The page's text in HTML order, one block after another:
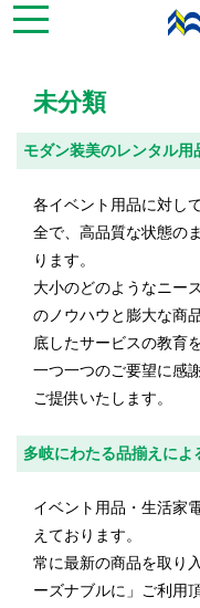
未分類
モダン装美のレンタル用
各イベント用品に対し
全で、高品質な状態の
ります。
大小のどのようなニー
のノウハウと膨大な商
底したサービスの教育
一つ一つのご要望に感
ご提供いたします。
多岐にわたる品揃えによ
イベント用品・生活家
えております。
常に最新の商品を取り
ーズナブルに」ご利用